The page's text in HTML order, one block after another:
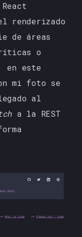
renderizado
de áreas
o
en este
mi foto se
al
a la REST